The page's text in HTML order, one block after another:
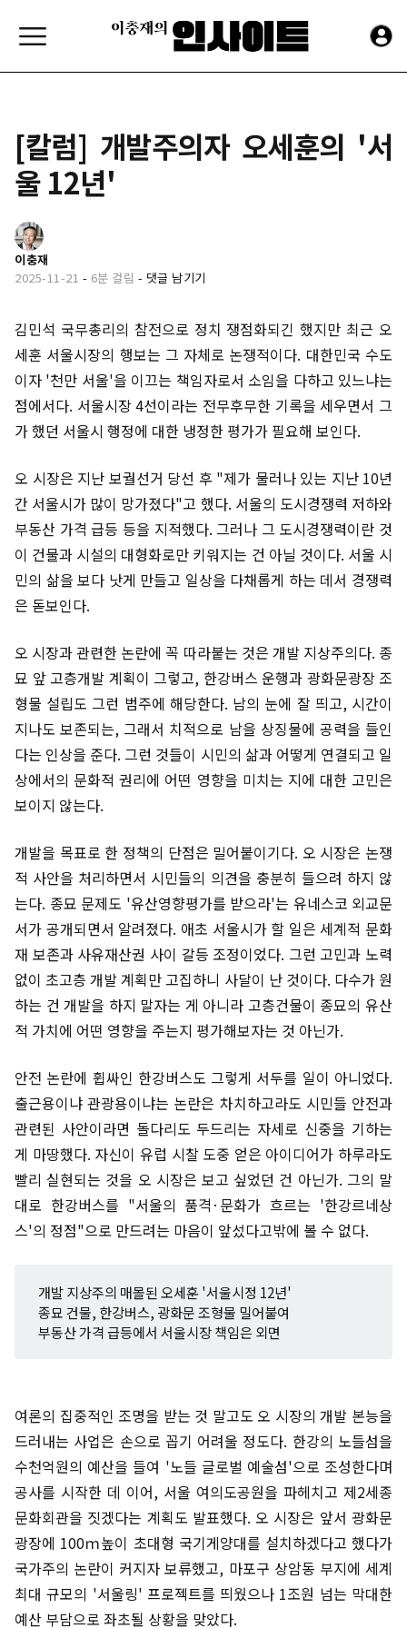
[칼럼] 개발주의자 오세훈의 '서
울 12년'
이충재
2025-11-21 - 6분 걸림 - 댓글 남기기
김민석 국무총리의 참전으로 정치 쟁점화되긴 했지만 최근 오
세훈 서울시장의 행보는 그 자체로 논쟁적이다. 대한민국 수도
이자 '천만 서울'을 이끄는 책임자로서 소임을 다하고 있느냐는
점에서다. 서울시장 4선이라는 전무후무한 기록을 세우면서 그
가 했던 서울시 행정에 대한 냉정한 평가가 필요해 보인다.
오 시장은 지난 보궐선거 당선 후 "제가 물러나 있는 지난 10년
간 서울시가 많이 망가졌다"고 했다. 서울의 도시경쟁력 저하와
부동산 가격 급등 등을 지적했다. 그러나 그 도시경쟁력이란 것
이 건물과 시설의 대형화로만 키워지는 건 아닐 것이다. 서울 시
민의 삶을 보다 낫게 만들고 일상을 다채롭게 하는 데서 경쟁력
은 돋보인다.
오 시장과 관련한 논란에 꼭 따라붙는 것은 개발 지상주의다. 종
묘 앞 고층개발 계획이 그렇고, 한강버스 운행과 광화문광장 조
형물 설립도 그런 범주에 해당한다. 남의 눈에 잘 띄고, 시간이
지나도 보존되는, 그래서 치적으로 남을 상징물에 공력을 들인
다는 인상을 준다. 그런 것들이 시민의 삶과 어떻게 연결되고 일
상에서의 문화적 권리에 어떤 영향을 미치는 지에 대한 고민은
보이지 않는다.
개발을 목표로 한 정책의 단점은 밀어붙이기다. 오 시장은 논쟁
적 사안을 처리하면서 시민들의 의견을 충분히 들으려 하지 않
는다. 종묘 문제도 '유산영향평가를 받으라'는 유네스코 외교문
서가 공개되면서 알려졌다. 애초 서울시가 할 일은 세계적 문화
재 보존과 사유재산권 사이 갈등 조정이었다. 그런 고민과 노력
없이 초고층 개발 계획만 고집하니 사달이 난 것이다. 다수가 원
하는 건 개발을 하지 말자는 게 아니라 고층건물이 종묘의 유산
적 가치에 어떤 영향을 주는지 평가해보자는 것 아닌가.
안전 논란에 휩싸인 한강버스도 그렇게 서두를 일이 아니었다.
출근용이냐 관광용이냐는 논란은 차치하고라도 시민들 안전과
관련된 사안이라면 돌다리도 두드리는 자세로 신중을 기하는
게 마땅했다. 자신이 유럽 시찰 도중 얻은 아이디어가 하루라도
빨리 실현되는 것을 오 시장은 보고 싶었던 건 아닌가. 그의 말
대로 한강버스를 "서울의 품격·문화가 흐르는 '한강르네상
스'의 정점"으로 만드려는 마음이 앞섰다고밖에 볼 수 없다.
개발 지상주의 매몰된 오세훈 '서울시정 12년'
종묘 건물, 한강버스, 광화문 조형물 밀어붙여
부동산 가격 급등에서 서울시장 책임은 외면
여론의 집중적인 조명을 받는 것 말고도 오 시장의 개발 본능을
드러내는 사업은 손으로 꼽기 어려울 정도다. 한강의 노들섬을
수천억원의 예산을 들여 '노들 글로벌 예술섬'으로 조성한다며
공사를 시작한 데 이어, 서울 여의도공원을 파헤치고 제2세종
문화회관을 짓겠다는 계획도 발표했다. 오 시장은 앞서 광화문
광장에 100ｍ높이 초대형 국기게양대를 설치하겠다고 했다가
국가주의 논란이 커지자 보류했고, 마포구 상암동 부지에 세계
최대 규모의 '서울링' 프로젝트를 띄웠으나 1조원 넘는 막대한
예산 부담으로 좌초될 상황을 맞았다.